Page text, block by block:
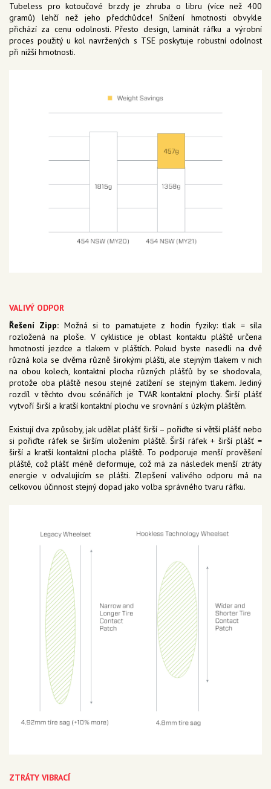
Tubeless pro kotoučové brzdy je zhruba o libru (více než 400
gramů) lehčí než jeho předchůdce! Snížení hmotnosti obvykle
přichází za cenu odolnosti. Přesto design, laminát ráfku a výrobní
proces použitý u kol navržených s TSE poskytuje robustní odolnost
při nižší hmotnosti.
VALIVÝ ODPOR
Řešení Zipp: Možná si to pamatujete z hodin fyziky: tlak = síla
rozložená na ploše. V cyklistice je oblast kontaktu pláště určena
hmotností jezdce a tlakem v pláštích. Pokud byste nasedli na dvě
různá kola se dvěma různě širokými plášti, ale stejným tlakem v nich
na obou kolech, kontaktní plocha různých plášťů by se shodovala,
protože oba pláště nesou stejné zatížení se stejným tlakem. Jediný
rozdíl v těchto dvou scénářích je TVAR kontaktní plochy. Širší plášť
vytvoří širší a kratší kontaktní plochu ve srovnání s úzkým pláštěm.
Existují dva způsoby, jak udělat plášť širší – pořiďte si větší plášť nebo
si pořiďte ráfek se širším uložením pláště. Širší ráfek + širší plášť =
širší a kratší kontaktní plocha pláště. To podporuje menší prověšení
pláště, což plášť méně deformuje, což má za následek menší ztráty
energie v odvalujícím se plášti. Zlepšení valivého odporu má na
celkovou účinnost stejný dopad jako volba správného tvaru ráfku.
ZTRÁTY VIBRACÍ